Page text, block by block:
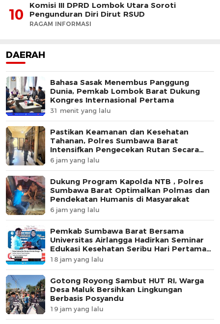
10
Komisi III DPRD Lombok Utara Soroti
Pengunduran Diri Dirut RSUD
RAGAM INFORMASI
DAERAH
Bahasa Sasak Menembus Panggung
Dunia, Pemkab Lombok Barat Dukung
Kongres Internasional Pertama
31 menit yang lalu
Pastikan Keamanan dan Kesehatan
Tahanan, Polres Sumbawa Barat
Intensifkan Pengecekan Rutan Secara
Berkala
6 jam yang lalu
Dukung Program Kapolda NTB , Polres
Sumbawa Barat Optimalkan Polmas dan
Pendekatan Humanis di Masyarakat
6 jam yang lalu
Pemkab Sumbawa Barat Bersama
Universitas Airlangga Hadirkan Seminar
Edukasi Kesehatan Seribu Hari Pertama
Kehidupan
18 jam yang lalu
Gotong Royong Sambut HUT RI, Warga
Desa Maluk Bersihkan Lingkungan
Berbasis Posyandu
19 jam yang lalu